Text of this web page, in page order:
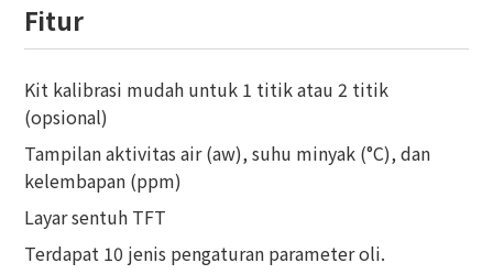
Fitur
Kit kalibrasi mudah untuk 1 titik atau 2 titik
(opsional)
Tampilan aktivitas air (aw), suhu minyak (°C), dan
kelembapan (ppm)
Layar sentuh TFT
Terdapat 10 jenis pengaturan parameter oli.